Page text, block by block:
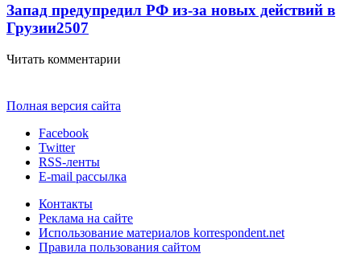
Запад предупредил РФ из-за новых действий в
Грузии2507
Читать комментарии
Полная версия сайта
Facebook
Twitter
RSS-ленты
E-mail рассылка
Контакты
Реклама на сайте
Использование материалов korrespondent.net
Правила пользования сайтом